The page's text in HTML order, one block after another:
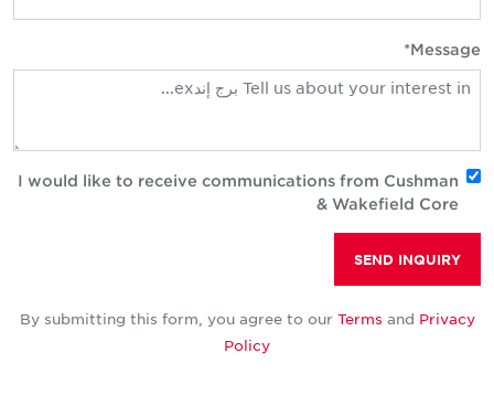
Message*
I would like to receive communications from Cushman
& Wakefield Core
SEND INQUIRY
By submitting this form, you agree to ourTermsandPrivacy
Policy